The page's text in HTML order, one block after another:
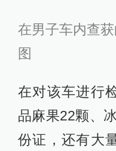
在男子车内查
图
在对该车进行
品麻果22颗、
份证，还有大